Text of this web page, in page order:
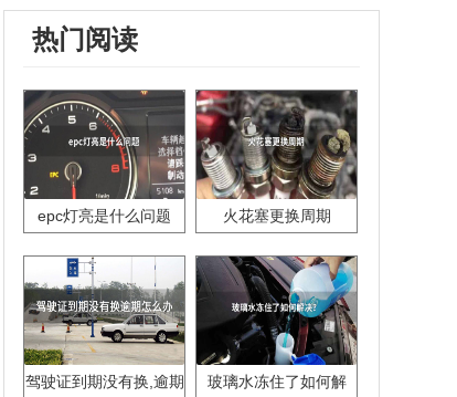
热门阅读
epc灯亮是什么问题 火花塞更换周期
驾驶证到期没有换,逾期
玻璃水冻住了如何解